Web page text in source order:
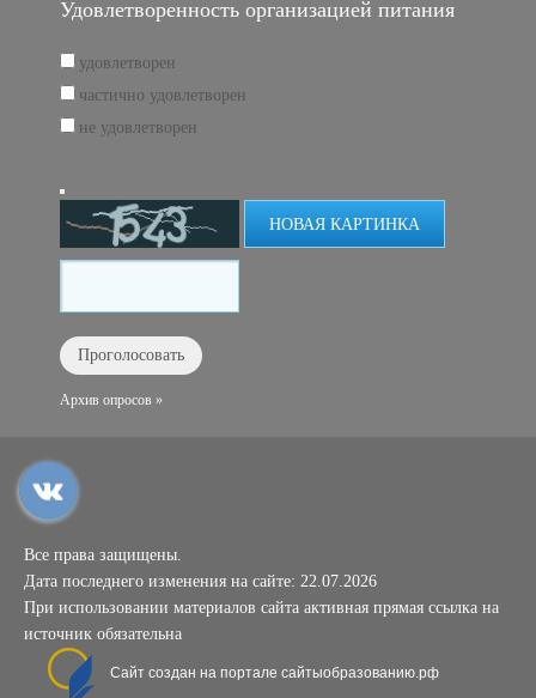
Удовлетворенность организацией питания
удовлетворен
частично удовлетворен
не удовлетворен
НОВАЯ КАРТИНКА
Архив опросов »
Все права защищены.
Дата последнего изменения на сайте: 22.07.2026
При использовании материалов сайта активная прямая ссылка на
источник обязательна
Сайт создан на портале сайтыобразованию.рф